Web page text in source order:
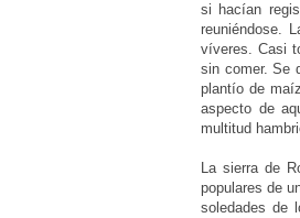
si hacían
reuniéndose.
víveres.Casi
sin comer. Se
plantío de
aspecto de
multitud
La sierra de
populares de
soledades de